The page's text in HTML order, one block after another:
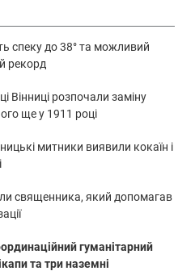
спеку до 38° та можливий
рекорд
Вінниці розпочали заміну
ще у 1911 році
митники виявили кокаїн і
священника, який допомагав
гуманітарний
та три наземні